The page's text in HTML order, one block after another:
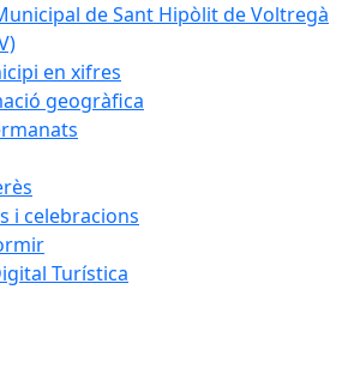
de Sant Hipòlit de Voltregà
en xifres
geogràfica
i celebracions
Turística